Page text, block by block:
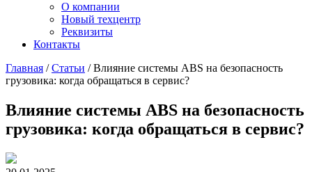
О компании
Новый техцентр
Реквизиты
Контакты
Главная /Статьи /Влияние системы ABS на безопасность
грузовика: когда обращаться в сервис?
Влияние системы ABS на безопасность
грузовика: когда обращаться в сервис?